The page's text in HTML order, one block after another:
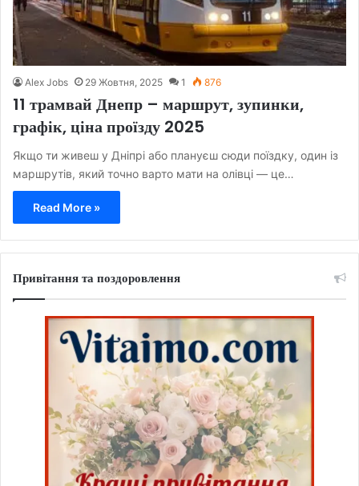
Alex Jobs 29 Жовтня, 2025 1 876
11 трамвай Днепр – маршрут, зупинки,
графік, ціна проїзду 2025
Якщо ти живеш у Дніпрі або плануєш сюди поїздку, один із
маршрутів, який точно варто мати на олівці — це…
Read More »
Привітання та поздоровлення